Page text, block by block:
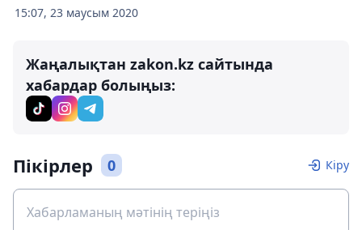
15:07, 23 маусым 2020
Жаңалықтан zakon.kz сайтында
хабардар болыңыз:
Пікірлер 0 Кіру